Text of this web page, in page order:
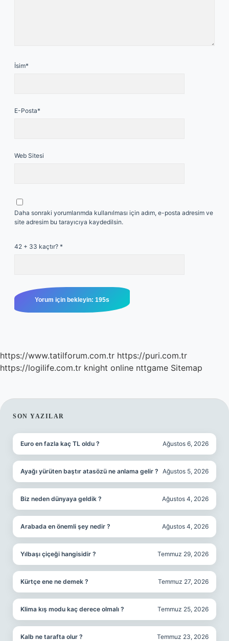
İsim*
E-Posta*
Web Sitesi
Daha sonraki yorumlarımda kullanılması için adım, e-posta adresim ve
site adresim bu tarayıcıya kaydedilsin.
42 + 33 kaçtır? *
https://www.tatilforum.com.tr https://puri.com.tr
https://logilife.com.tr knight online nttgame Sitemap
SIDEBAR
SON YAZILAR
Euro en fazla kaç TL oldu ? Ağustos 6, 2026
Ayağı yürüten baştır atasözü ne anlama gelir ? Ağustos 5, 2026
Biz neden dünyaya geldik ? Ağustos 4, 2026
Arabada en önemli şey nedir ? Ağustos 4, 2026
Yılbaşı çiçeği hangisidir ? Temmuz 29, 2026
Kürtçe ene ne demek ? Temmuz 27, 2026
Klima kış modu kaç derece olmalı ? Temmuz 25, 2026
Kalb ne tarafta olur ? Temmuz 23, 2026